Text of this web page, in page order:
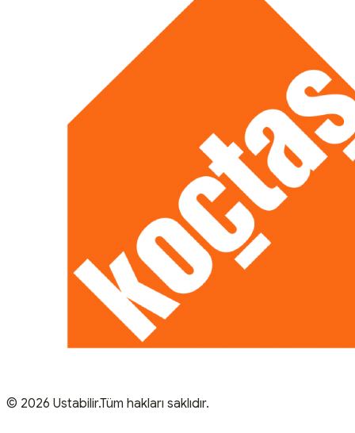
© 2026 Ustabilir.Tüm hakları saklıdır.